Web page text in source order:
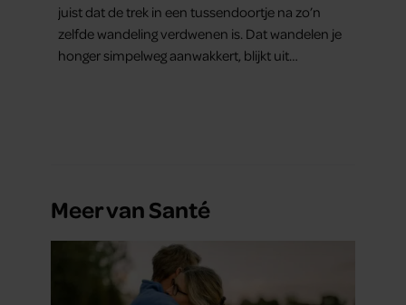
juist dat de trek in een tussendoortje na zo’n
zelfde wandeling verdwenen is. Dat wandelen je
honger simpelweg aanwakkert, blijkt uit
Meer van Santé